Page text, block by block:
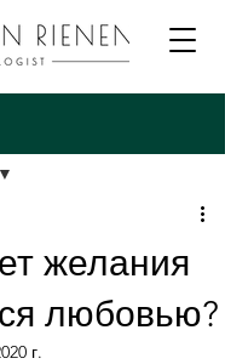
желания
любовью?
г.